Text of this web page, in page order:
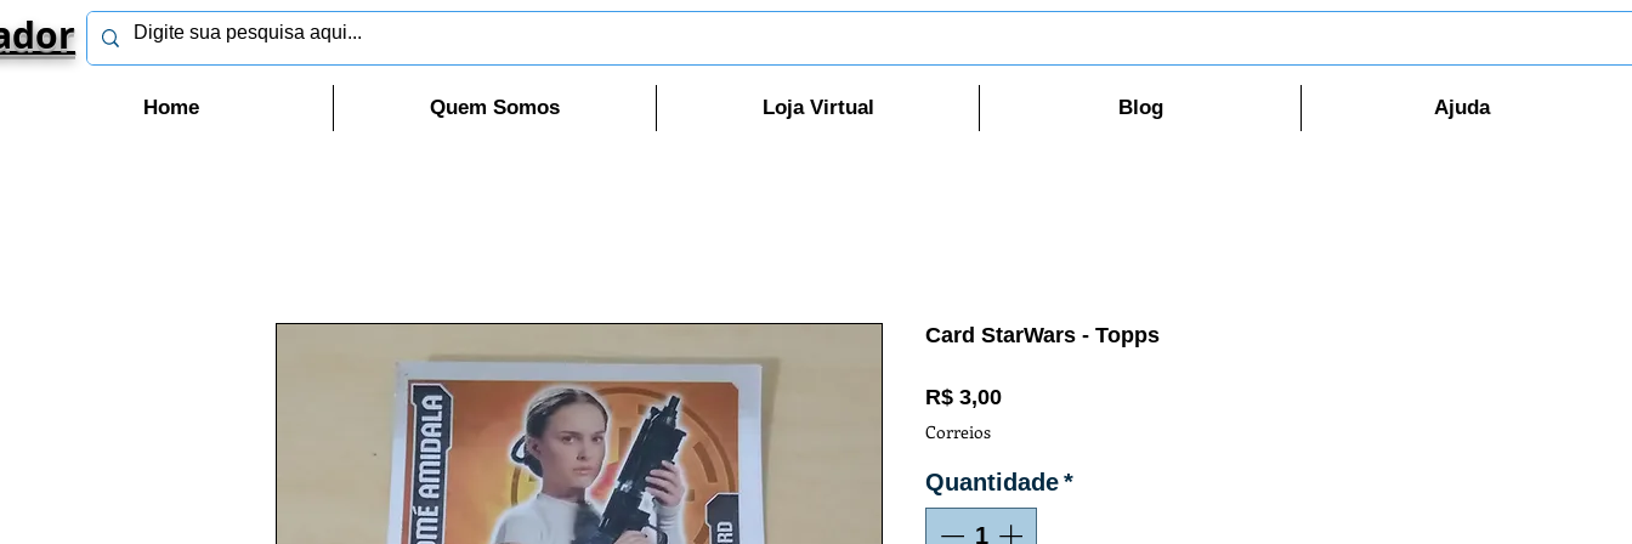
Home Quem Somos Loja Virtual Blog Ajuda
Card StarWars - Topps
R$ 3,00Preço
Correios
Quantidade*